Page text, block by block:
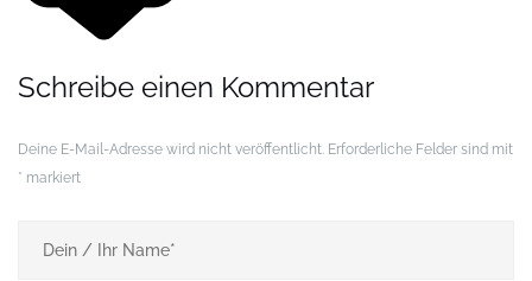
Schreibe einen Kommentar
Deine E-Mail-Adresse wird nicht veröffentlicht. Erforderliche Felder sind mit
* markiert